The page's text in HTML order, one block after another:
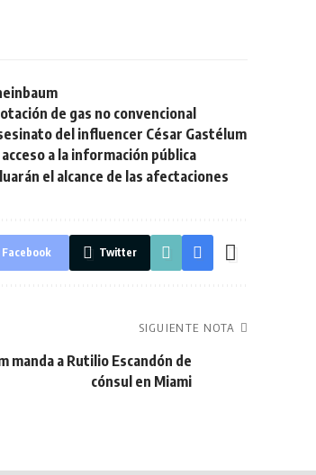
de gas no convencional
del influencer César Gastélum
a la información pública
el alcance de las afectaciones
Facebook Twitter
SIGUIENTE NOTA
manda a Rutilio Escandón de
cónsul en Miami